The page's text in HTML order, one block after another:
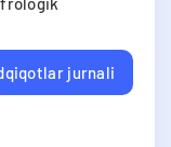
jurnali